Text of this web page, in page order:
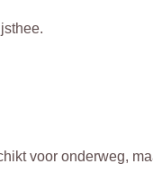
voor onderweg,